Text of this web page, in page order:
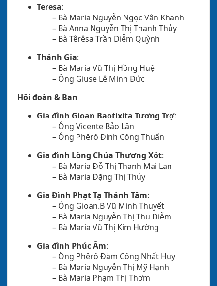
Teresa:
– Bà Maria Nguyễn Ngọc Vân Khanh
– Bà Anna Nguyễn Thị Thanh Thủy
– Bà Têrêsa Trần Diễm Quỳnh
Thánh Gia:
– Bà Maria Vũ Thị Hồng Huệ
– Ông Giuse Lê Minh Đức
Hội đoàn & Ban
Gia đình Gioan Baotixita Tương Trợ:
– Ông Vicente Bảo Lân
– Ông Phêrô Đinh Công Thuấn
Gia đình Lòng Chúa Thương Xót:
– Bà Maria Đỗ Thị Thanh Mai Lan
– Bà Maria Đặng Thị Thúy
Gia Đình Phạt Tạ Thánh Tâm:
– Ông Gioan.B Vũ Minh Thuyết
– Bà Maria Nguyễn Thị Thu Diễm
– Bà Maria Vũ Thị Kim Hường
Gia đình Phúc Âm:
– Ông Phêrô Đàm Công Nhất Huy
– Bà Maria Nguyễn Thị Mỹ Hạnh
– Bà Maria Phạm Thị Thơm